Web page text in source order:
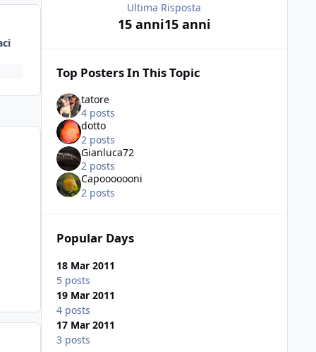
Ultima Risposta
15 anni15 anni
Top Posters In This Topic
tatore
4 posts
dotto
2 posts
Gianluca72
2 posts
Capooooooni
2 posts
Popular Days
18 Mar 2011
5 posts
19 Mar 2011
4 posts
17 Mar 2011
3 posts